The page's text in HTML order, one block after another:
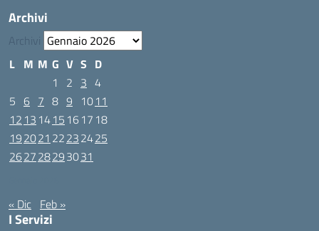
Archivi
Archivi
L M M G V S D
1
2 3 4
5 6 7 8 9 1011
12 13 1415 1617 18
192021 22232425
262728293031
« Dic Feb »
I Servizi